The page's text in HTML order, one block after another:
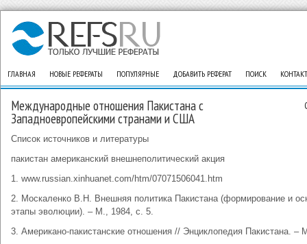
ГЛАВНАЯ НОВЫЕ РЕФЕРАТЫ ПОПУЛЯРНЫЕ ДОБАВИТЬ РЕФЕРАТ ПОИСК
Международные отношения Пакистана с
Западноевропейскими странами и США
Список источников и литературы
пакистан американский внешнеполитический акция
1. www.russian.xinhuanet.com/htm/07071506041.htm
2. Москаленко В.Н. Внешняя политика Пакистана (формирование и
этапы эволюции). – М., 1984, с. 5.
3. Американо-пакистанские отношения // Энциклопедия Пакистана. –